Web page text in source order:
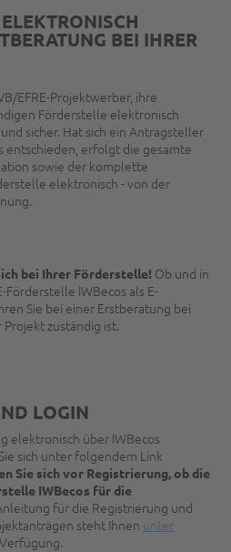
BEI IHRER
EFRE-Projektwerber, ihre
Förderstelle elektronisch
sicher. Hat sich ein Antragsteller
entschieden, erfolgt die gesamte
sowie der komplette
elektronisch - von der
bei Ihrer Förderstelle! Ob und in
Förderstelle IWBecos als E-
Sie bei einer Erstberatung bei
zuständig ist.
LOGIN
elektronisch über IWBecos
sich unter folgendem Link
Sie sich vor Registrierung, ob die
IWBecos für die
für die Registrierung und
steht Ihnen unter